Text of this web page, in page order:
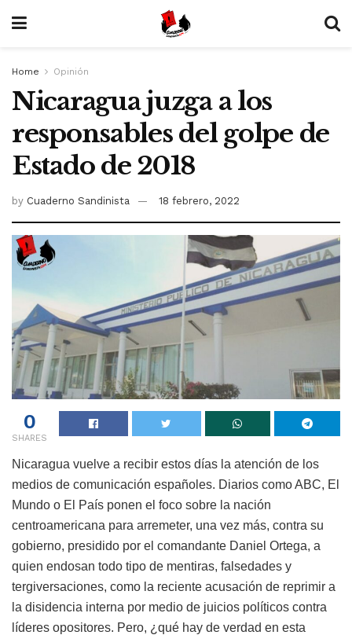
Home Opinión
Nicaragua juzga a los
responsables del golpe de
Estado de 2018
by Cuaderno Sandinista 18 febrero, 2022
0
SHARES
Nicaragua vuelve a recibir estos días la atención de los
medios de comunicación españoles. Diarios como ABC, El
Mundo o El País ponen el foco sobre la nación
centroamericana para arremeter, una vez más, contra su
gobierno, presidido por el comandante Daniel Ortega, a
quien endosan todo tipo de mentiras, falsedades y
tergiversaciones, como la reciente acusación de reprimir a
la disidencia interna por medio de juicios políticos contra
líderes opositores. Pero, ¿qué hay de verdad en esta